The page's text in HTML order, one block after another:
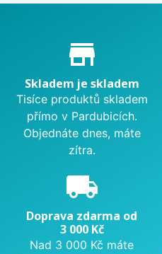
Proč nakupovat u nás?
store_mall_directory
Skladem je skladem
Tisíce produktů skladem
přímo v Pardubicích.
Objednáte dnes, máte
zítra.
local_shipping
Doprava zdarma od
3 000 Kč
Nad 3 000 Kč máte